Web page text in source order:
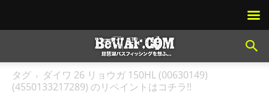
タグ
ダイワ 26 リョウガ 150HL (00630149)
(4550133217289) のリペイントはコチラ!!